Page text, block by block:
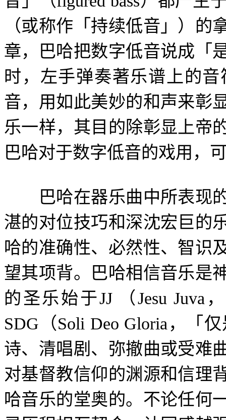
（或称作「持续低音」）
章，巴哈把数字低音说成「
时，左手弹奏著乐谱上的
音，用如此美妙的和声来彰
乐一样，其目的除彰显上帝
巴哈对于数字低音的戏用，
巴哈在器乐曲中所表现的
湛的对位技巧和深沈宏巨的
哈的准确性、必然性、智识
望其项背。巴哈相信音乐是
的圣乐始于JJ （Jesu Juva
SDG （Soli Deo Gloria ，「
诗、清唱剧、弥撤曲或受难
对基督教信仰的渊源和信理
哈音乐的堂奥的。不论任何